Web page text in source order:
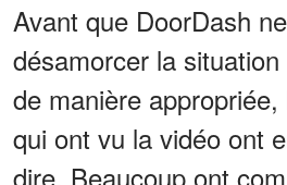
Avant que DoorDash
désamorcer la
de manière
qui ont vu la vidéo ont
dire. Beaucoup ont